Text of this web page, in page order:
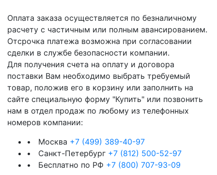
Оплата заказа осуществляется по безналичному
расчету с частичным или полным авансированием.
Отсрочка платежа возможна при согласовании
сделки в службе безопасности компании.
Для получения счета на оплату и договора
поставки Вам необходимо выбрать требуемый
товар, положив его в корзину или заполнить на
сайте специальную форму "Купить" или позвонить
нам в отдел продаж по любому из телефонных
номеров компании:
• Москва +7 (499) 389-40-97
• Санкт-Петербург +7 (812) 500-52-97
• Бесплатно по РФ +7 (800) 707-93-09